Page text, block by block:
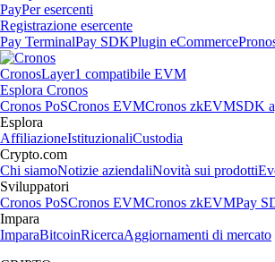
PayPer esercenti
Registrazione esercente
Pay TerminalPay SDKPlugin eCommerce
CronosLayer1 compatibile EVM
Esplora Cronos
Cronos PoSCronos EVMCronos zkEVMSDK
Esplora
AffiliazioneIstituzionaliCustodia
Crypto.com
Chi siamoNotizie aziendaliNovità sui prodotti
Sviluppatori
Cronos PoSCronos EVMCronos zkEVMPay
Impara
ImparaBitcoinRicercaAggiornamenti di mercato